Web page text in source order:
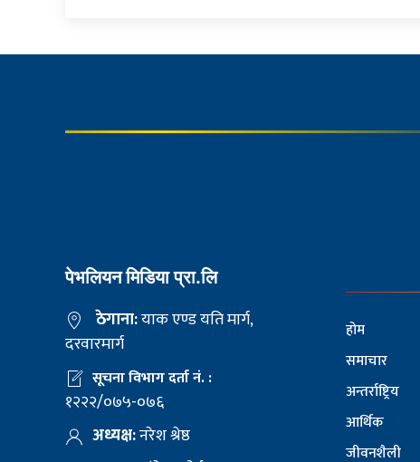
पेभलियन मिडिया प्रा.लि
ठेगाना:याक एण्ड यति मार्ग,
दरवारमार्ग
सूचना विभाग दर्ता नं. :
१२२२/०७५-०७६
अध्यक्ष:नरेश श्रेष्ठ
होम
समाचार
अन्तर्राष्ट्रिय
आर्थिक
जीवनशैली